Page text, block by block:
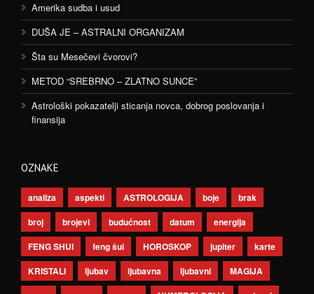
Amerika sudba i usud
DUŠA JE – ASTRALNI ORGANIZAM
Šta su Mesečevi čvorovi?
METOD “SREBRNO – ZLATNO SUNCE”
Astrološki pokazatelji sticanja novca, dobrog poslovanja i
finansija
OZNAKE
analiza aspekti ASTROLOGIJA boje
brak
broj
brojevi budućnost datum
energija
FENG SHUI
feng šui HOROSKOP jupiter
karte
KRISTALI
ljubav ljubavna ljubavni
MAGIJA